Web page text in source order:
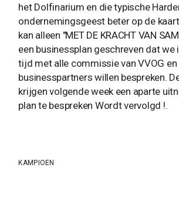
het Dolfinarium en die typische
ondernemingsgeest beter op de
kan alleen "MET DE KRACHT VAN
een businessplan geschreven dat we
tijd met alle commissie van VVOG
businesspartners willen bespreken.
krijgen volgende week een aparte
plan te bespreken Wordt vervolgd !.
KAMPIOEN